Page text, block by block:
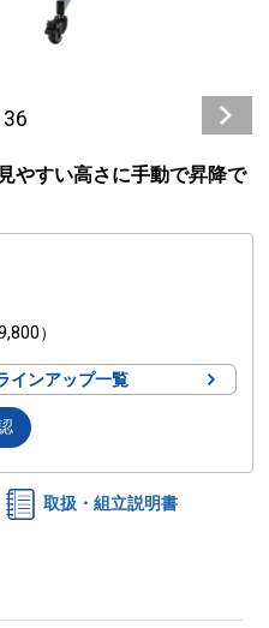
36
やすい高さに手動で昇降で
）
インアップ一覧
取扱・組立説明書